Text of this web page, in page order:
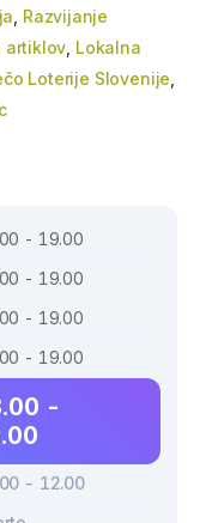
Razvijanje
artiklov Lokalna
Loterije Slovenije
- 19.00
- 19.00
- 19.00
- 19.00
-
- 12.00